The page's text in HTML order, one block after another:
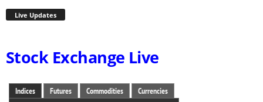
Live Updates
Stock Exchange Live